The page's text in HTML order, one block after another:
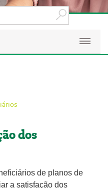
dos
de planos de
a satisfação dos